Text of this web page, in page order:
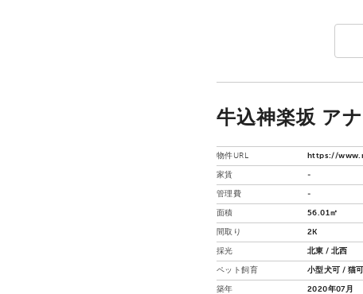
牛込神楽坂 ア
物件URL https://
家賃 -
管理費 -
面積 56.01㎡
間取り 2K
採光 北東 / 北西
ペット飼育 小型犬可 / 猫可
築年 2020年07月